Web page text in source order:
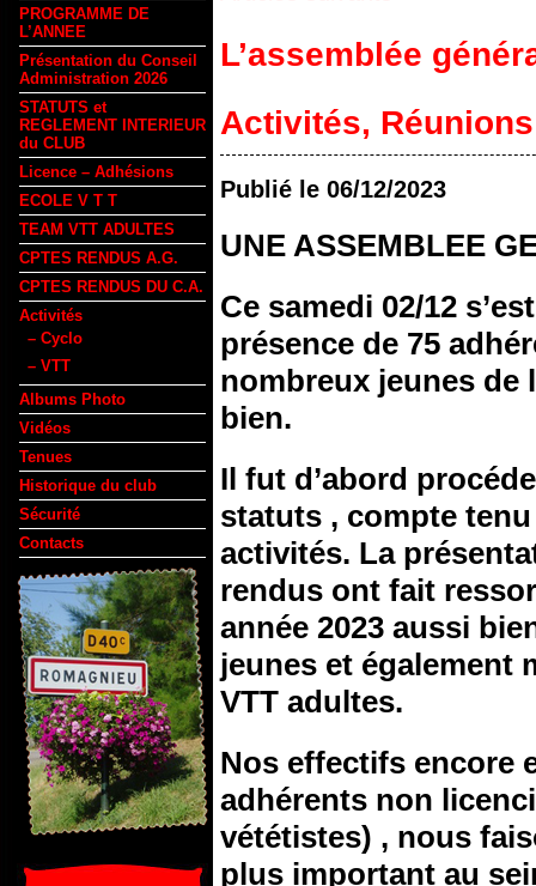
PROGRAMME DE
L’ANNEE
Présentation du Conseil
Administration 2026
STATUTS et
REGLEMENT INTERIEUR
du CLUB
Licence – Adhésions
ECOLE V T T
TEAM VTT ADULTES
CPTES RENDUS A.G.
CPTES RENDUS DU C.A.
Activités
– Cyclo
– VTT
Albums Photo
Vidéos
Tenues
Historique du club
Sécurité
Contacts
L’assemblée
Activités,
Publié le 06/12/2023
UNE ASSEMBLEE
Ce samedi 02/12
présence de 75
nombreux jeunes de
bien.
Il fut d’abord
statuts , compte
activités. La
rendus ont fait
année 2023 aussi
jeunes et également
VTT adultes.
Nos effectifs encore
adhérents non
vététistes) , nous
plus important au